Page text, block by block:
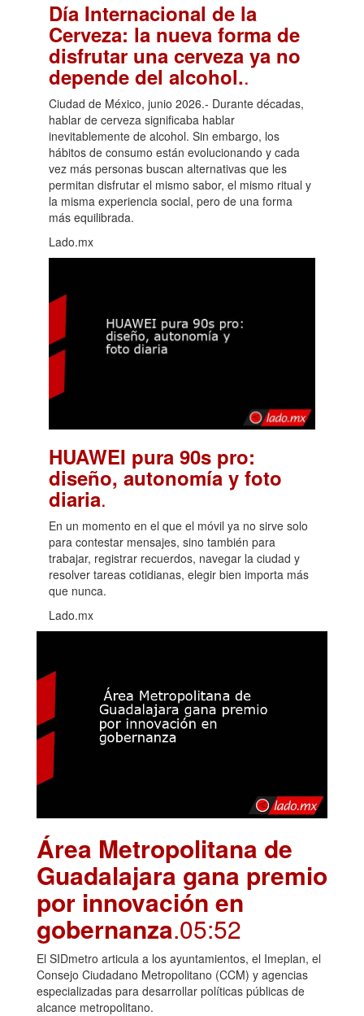
Día Internacional de la
Cerveza: la nueva forma de
disfrutar una cerveza ya no
depende del alcohol..
Ciudad de México, junio 2026.- Durante décadas,
hablar de cerveza significaba hablar
inevitablemente de alcohol. Sin embargo, los
hábitos de consumo están evolucionando y cada
vez más personas buscan alternativas que les
permitan disfrutar el mismo sabor, el mismo ritual y
la misma experiencia social, pero de una forma
más equilibrada.
Lado.mx
HUAWEI pura 90s pro:
diseño, autonomía y foto
diaria.
En un momento en el que el móvil ya no sirve solo
para contestar mensajes, sino también para
trabajar, registrar recuerdos, navegar la ciudad y
resolver tareas cotidianas, elegir bien importa más
que nunca.
Lado.mx
Área Metropolitana de
Guadalajara gana premio
por innovación en
gobernanza.05:52
El SIDmetro articula a los ayuntamientos, el Imeplan, el
Consejo Ciudadano Metropolitano (CCM) y agencias
especializadas para desarrollar políticas públicas de
alcance metropolitano.